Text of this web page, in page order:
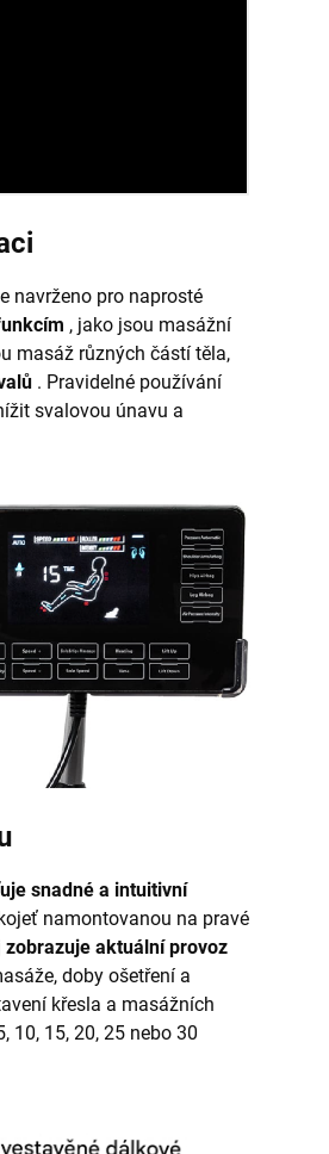
navrženo pro naprosté
, jako jsou masážní
masáž různých částí těla,
. Pravidelné používání
svalovou únavu a
snadné a intuitivní
namontovanou na pravé
zobrazuje aktuální provoz
doby ošetření a
křesla a masážních
10, 15, 20, 25 nebo 30